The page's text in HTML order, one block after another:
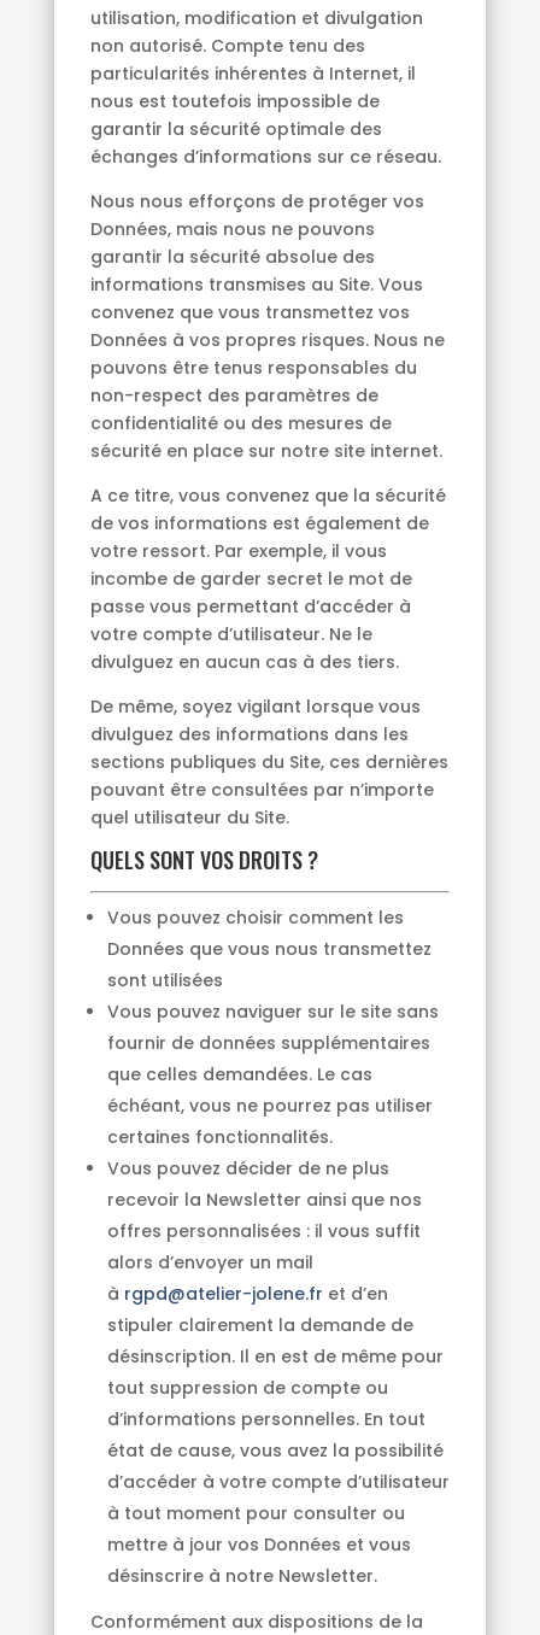
utilisation, modification et divulgation
non autorisé. Compte tenu des
particularités inhérentes à Internet, il
nous est toutefois impossible de
garantir la sécurité optimale des
échanges d’informations sur ce réseau.
Nous nous efforçons de protéger vos
Données, mais nous ne pouvons
garantir la sécurité absolue des
informations transmises au Site. Vous
convenez que vous transmettez vos
Données à vos propres risques. Nous ne
pouvons être tenus responsables du
non-respect des paramètres de
confidentialité ou des mesures de
sécurité en place sur notre site internet.
A ce titre, vous convenez que la sécurité
de vos informations est également de
votre ressort. Par exemple, il vous
incombe de garder secret le mot de
passe vous permettant d’accéder à
votre compte d’utilisateur. Ne le
divulguez en aucun cas à des tiers.
De même, soyez vigilant lorsque vous
divulguez des informations dans les
sections publiques du Site, ces dernières
pouvant être consultées par n’importe
quel utilisateur du Site.
QUELS SONT VOS DROITS ?
Vous pouvez choisir comment les
Données que vous nous transmettez
sont utilisées
Vous pouvez naviguer sur le site sans
fournir de données supplémentaires
que celles demandées. Le cas
échéant, vous ne pourrez pas utiliser
certaines fonctionnalités.
Vous pouvez décider de ne plus
recevoir la Newsletter ainsi que nos
offres personnalisées : il vous suffit
alors d’envoyer un mail
à rgpd@atelier-jolene.fr et d’en
stipuler clairement la demande de
désinscription. Il en est de même pour
tout suppression de compte ou
d’informations personnelles. En tout
état de cause, vous avez la possibilité
d’accéder à votre compte d’utilisateur
à tout moment pour consulter ou
mettre à jour vos Données et vous
désinscrire à notre Newsletter.
Conformément aux dispositions de la